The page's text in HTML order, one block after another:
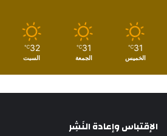
31
℃
الخميس
31
℃
الجمعة
32
℃
السبت
الإقتباس وإعادة النَشِر